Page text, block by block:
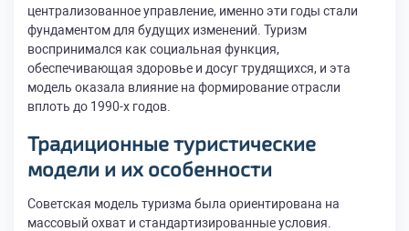
централизованное управление, именно эти годы стали
фундаментом для будущих изменений. Туризм
воспринимался как социальная функция,
обеспечивающая здоровье и досуг трудящихся, и эта
модель оказала влияние на формирование отрасли
вплоть до 1990-х годов.
Традиционные туристические
модели и их особенности
Советская модель туризма была ориентирована на
массовый охват и стандартизированные условия.